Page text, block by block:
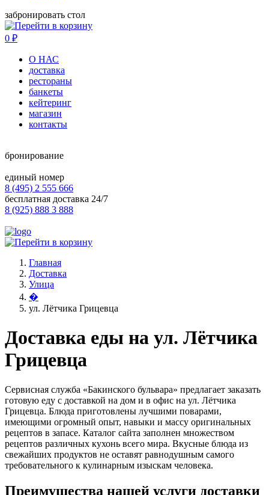
забронировать стол
0 ₽
О НАС
доставка
рестораны
банкеты
кейтеринг
магазин
контакты
бронирование
единый номер
8 (495) 2 555 666
бесплатная доставка 24/7
8 (925) 888 3 888
Главная
Доставка
Улица
�
ул. Лётчика Грицевца
Доставка еды на ул. Лётчика
Грицевца
Сервисная служба «Бакинского бульвара» предлагает заказать
готовую еду с доставкой на дом и в офис на ул. Лётчика
Грицевца. Блюда приготовлены лучшими поварами,
имеющими огромный опыт, навыки и массу оригинальных
рецептов в запасе. Каталог сайта заполнен множеством
рецептов различных кухонь всего мира. Вкусные блюда из
свежайших продуктов не оставят равнодушным самого
требовательного к кулинарным изыскам человека.
Преимущества нашей услуги доставки